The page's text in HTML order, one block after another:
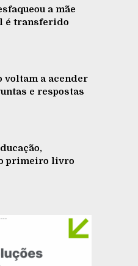
a mãe
é transferido
voltam a acender
e respostas
primeiro livro